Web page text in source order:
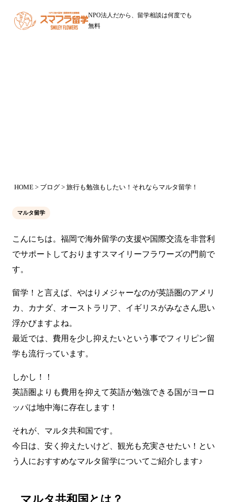
NPO法人だから、留学相談は何度でも
無料
HOME > ブログ > 旅行も勉強もしたい！それならマルタ留学！
マルタ留学
こんにちは。福岡で海外留学の支援や国際交流を非営利
でサポートしておりますスマイリーフラワーズの門前で
す。
留学！と言えば、やはりメジャーなのが英語圏のアメリ
カ、カナダ、オーストラリア、イギリスがみなさん思い
浮かびますよね。
最近では、費用を少し抑えたいという事でフィリピン留
学も流行っています。
しかし！！
英語圏よりも費用を抑えて英語が勉強できる国がヨーロ
ッパは地中海に存在します！
それが、マルタ共和国です。
今日は、安く抑えたいけど、観光も充実させたい！とい
う人におすすめなマルタ留学についてご紹介します♪
マルタ共和国とは？